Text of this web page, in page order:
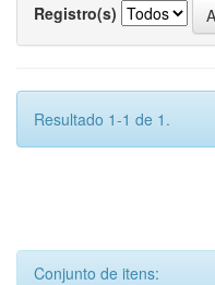
Registro(s)
Resultado 1-1 de 1.
Conjunto de itens: